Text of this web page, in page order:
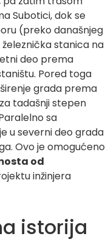
Subotici, dok se
(preko današnjeg
stanica na
deo prema
Pored toga
grada prema
tadašnji stepen
sa
u severni deo grada
Ovo je omogućeno
od
inžinjera
istorija